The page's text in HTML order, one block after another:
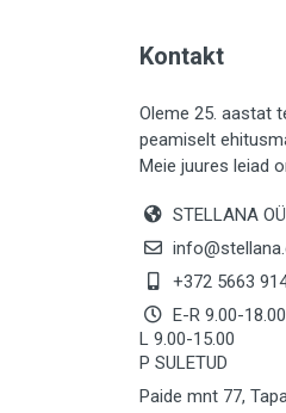
LIISTUD (183)
KIVID (31)
KATTED (132)
SOOJUSTUS
KEEMIA (220)
TÖÖRIIDED (117)
SAUN (8)
Kontakt
Oleme 25. aastat
peamiselt
Meie juures leiad
STELLANA OÜ
+372 5663
E-R 9.00-18.00
L 9.00-15.00
P SULETUD
Paide mnt 77,